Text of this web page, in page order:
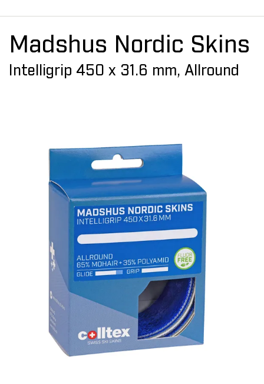
Madshus Nordic Skins
Intelligrip 450 x 31.6 mm, Allround